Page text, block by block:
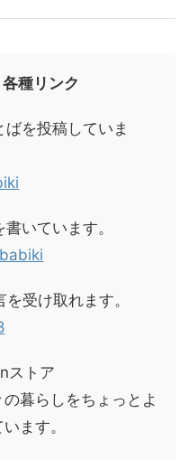
種リンク
を投稿していま
いています。
受け取れます。
ストア
暮らしをちょっとよ
ます。